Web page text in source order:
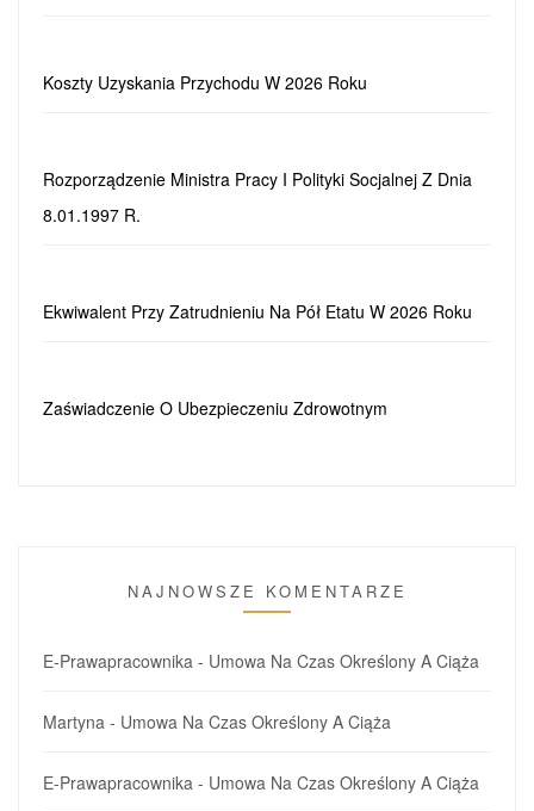
Koszty Uzyskania Przychodu W 2026 Roku
Rozporządzenie Ministra Pracy I Polityki Socjalnej Z Dnia
8.01.1997 R.
Ekwiwalent Przy Zatrudnieniu Na Pół Etatu W 2026 Roku
Zaświadczenie O Ubezpieczeniu Zdrowotnym
NAJNOWSZE KOMENTARZE
E-Prawapracownika - Umowa Na Czas Określony A Ciąża
Martyna - Umowa Na Czas Określony A Ciąża
E-Prawapracownika - Umowa Na Czas Określony A Ciąża